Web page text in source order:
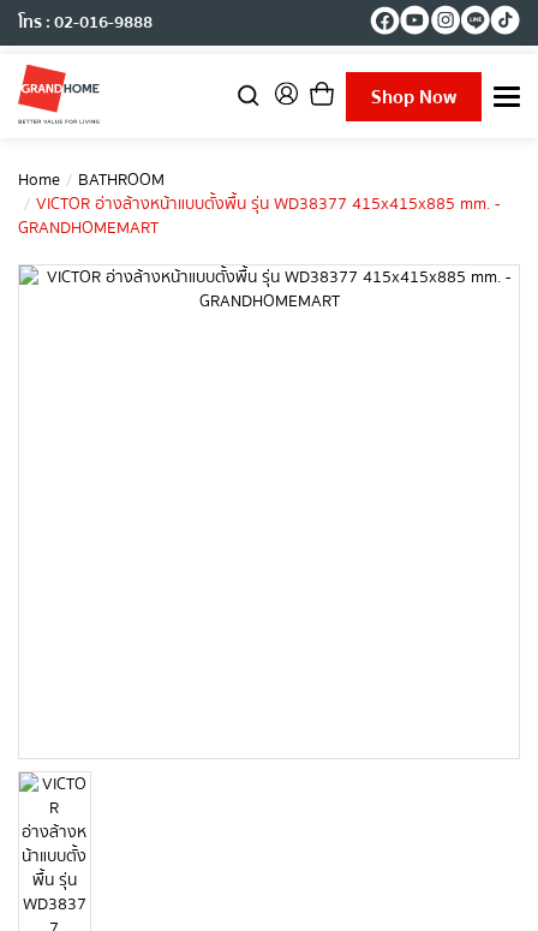
โทร : 02-016-9888
Shop Now
T
a
Home
BATHROOM
VICTOR อ่างล้างหน้าแบบตั้งพื้น รุ่น WD38377 415x415x885 mm. -
GRANDHOMEMART